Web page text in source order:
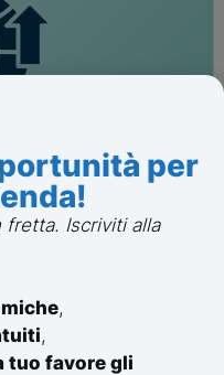
per
e
per PMI e start-up
per
fretta. Iscriviti alla
,
,
tuo favore gli